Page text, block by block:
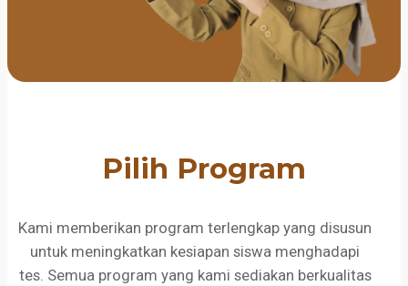
Pilih Program
Kami memberikan program terlengkap yang disusun
untuk meningkatkan kesiapan siswa menghadapi
tes. Semua program yang kami sediakan berkualitas